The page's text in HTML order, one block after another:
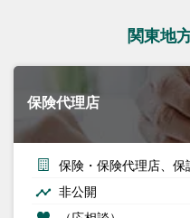
関東地
保険代理店
保険・保険代理店、保
非公開